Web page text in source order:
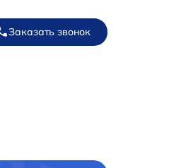
Заказать звонок